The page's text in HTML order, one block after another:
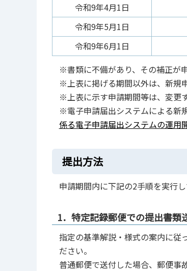
令和9年4月1日
令和9年5月1日
令和9年6月1日
※書類に不備があり、その補正が
※上表に掲げる期間以外は、新規
※上表に示す申請期間等は、変更
※電子申請届出システムによる新
係る電子申請届出システムの運用
提出方法
申請期間内に下記の2手順を実行
1．特定記録郵便での提出書類
指定の基準解説・様式の案内に従
ださい。
普通郵便で送付した場合、郵便事